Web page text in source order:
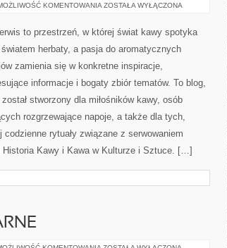
KOMENTOWANIA KAWA
ZOSTAŁA WYŁĄCZONA
to przestrzeń, w której świat kawy spotyka
herbaty, a pasja do aromatycznych
zamienia się w konkretne inspiracje,
informacje i bogaty zbiór tematów. To blog,
został stworzony dla miłośników kawy, osób
rozgrzewające napoje, a także dla tych,
rytuały związane z serwowaniem
Kawy i Kawa w Kulturze i Sztuce. […]